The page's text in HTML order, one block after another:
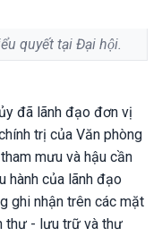
quyết tại Đại hội.
đã lãnh đạo đơn vị
trị của Văn phòng
mưu và hậu cần
hành của lãnh đạo
ghi nhận trên các mặt
thư - lưu trữ và thư